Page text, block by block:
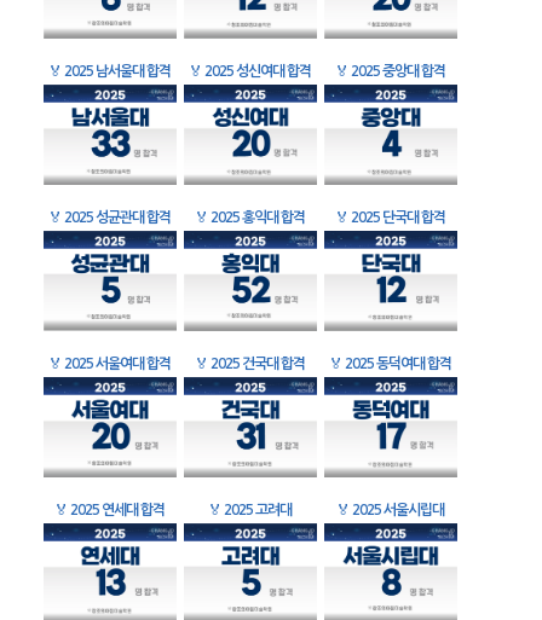
🏅 2025 남서울대 합격 🏅 2025 성신여대 합격 🏅 2025 중앙대 합격
🏅 2025 성균관대 합격 🏅 2025 홍익대 합격 🏅 2025 단국대 합격
🏅 2025 서울여대 합격 🏅 2025 건국대 합격 🏅 2025 동덕여대 합격
🏅 2025 연세대 합격 🏅 2025 고려대 🏅 2025 서울시립대